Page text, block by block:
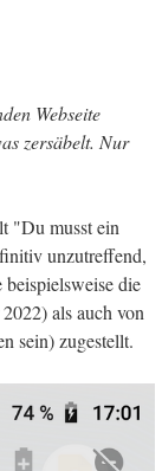
Webseite
zersäbelt. Nur
"Du musst ein
unzutreffend,
die
als auch von
sein) zugestellt.